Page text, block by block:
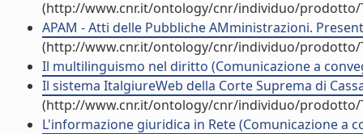
(http://www.cnr.it/ontology/cnr/individuo/prodotto/
APAM - Atti delle Pubbliche AMministrazioni.
(http://www.cnr.it/ontology/cnr/individuo/prodotto/
Il multilinguismo nel diritto (Comunicazione a
Il sistema ItalgiureWeb della Corte Suprema di
(http://www.cnr.it/ontology/cnr/individuo/prodotto/
L'informazione giuridica in Rete (Comunicazione a